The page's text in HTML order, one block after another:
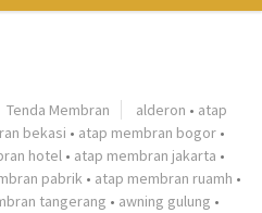
Tenda Membran alderon • atap
bekasi • atap membran bogor •
hotel • atap membran jakarta •
pabrik • atap membran ruamh •
tangerang • awning gulung •